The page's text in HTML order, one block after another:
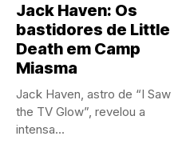
Jack Haven: Os
bastidores de Little
Death em Camp
Miasma
Jack Haven, astro de “I Saw
the TV Glow”, revelou a
intensa...